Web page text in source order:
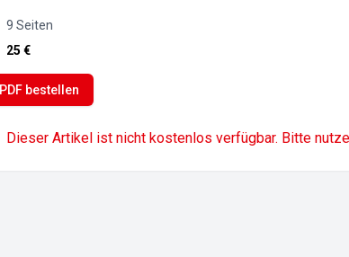
9 Seiten
25 €
PDF bestellen
Dieser Artikel ist nicht kostenlos verfügbar. Bitte